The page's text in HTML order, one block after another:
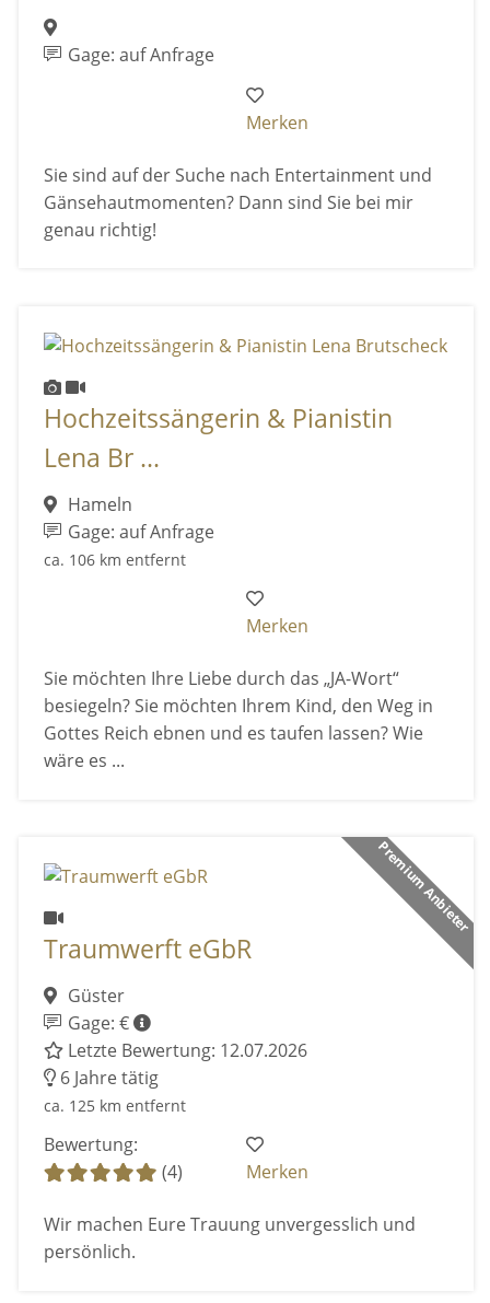
Gage: auf Anfrage
Merken
Sie sind auf der Suche nach Entertainment und
Gänsehautmomenten? Dann sind Sie bei mir
genau richtig!
Hochzeitssängerin & Pianistin
Lena Br ...
Hameln
Gage: auf Anfrage
ca. 106 km entfernt
Merken
Sie möchten Ihre Liebe durch das „JA-Wort“
besiegeln? Sie möchten Ihrem Kind, den Weg in
Gottes Reich ebnen und es taufen lassen? Wie
wäre es ...
Premium Anbieter
Traumwerft eGbR
Güster
Gage: €
Letzte Bewertung: 12.07.2026
6 Jahre tätig
ca. 125 km entfernt
Bewertung:
(4)
Merken
Wir machen Eure Trauung unvergesslich und
persönlich.